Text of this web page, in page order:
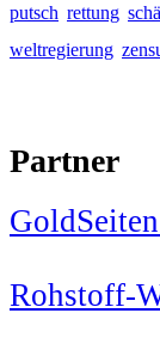
putsch rettung
weltregierung
Partner
Rohstoff-